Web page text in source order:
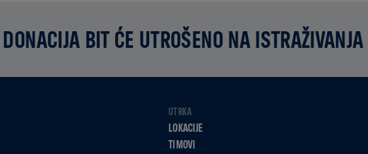
BIT ĆE UTROŠENO NA
UTRKA
LOKACIJE
TIMOVI